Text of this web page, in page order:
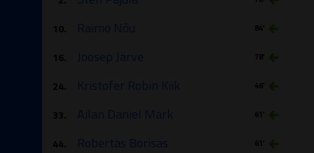
10. 84′
Raimo Nõu
16. 78′
Joosep Järve
24. 46′
Kristofer Robin Kiik
33. 61′
Ailan Daniel Mark
44. 61′
Robertas Borisas